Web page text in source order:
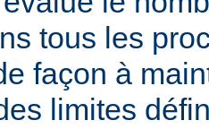
tous les
façon à
limites